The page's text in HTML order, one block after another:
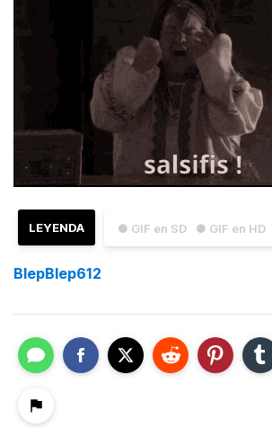
● GIF en SD ● GIF en HD
LEYENDA
BlepBlep612